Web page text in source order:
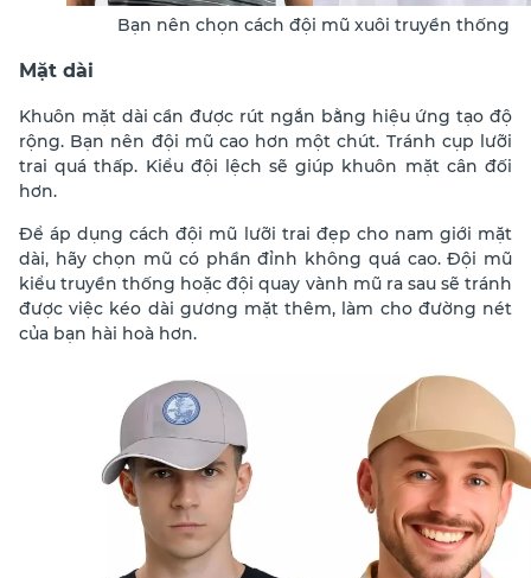
Bạn nên chọn cách đội mũ xuôi truyền thống
Mặt dài
Khuôn mặt dài cần được rút ngắn bằng hiệu ứng tạo độ
rộng. Bạn nên đội mũ cao hơn một chút. Tránh cụp lưỡi
trai quá thấp. Kiểu đội lệch sẽ giúp khuôn mặt cân đối
hơn.
Để áp dụng cách đội mũ lưỡi trai đẹp cho nam giới mặt
dài, hãy chọn mũ có phần đỉnh không quá cao. Đội mũ
kiểu truyền thống hoặc đội quay vành mũ ra sau sẽ tránh
được việc kéo dài gương mặt thêm, làm cho đường nét
của bạn hài hoà hơn.